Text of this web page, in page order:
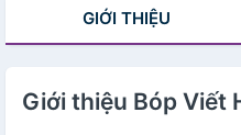
GIỚI THIỆU
Giới thiệu Bóp Viết